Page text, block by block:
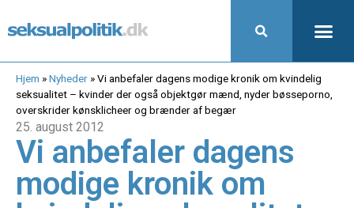
Hjem »Nyheder »Vi anbefaler dagens modige kronik om kvindelig
seksualitet – kvinder der også objektgør mænd, nyder bøsseporno,
overskrider kønsklicheer og brænder af begær
25. august 2012
Vi anbefaler dagens
modige kronik om